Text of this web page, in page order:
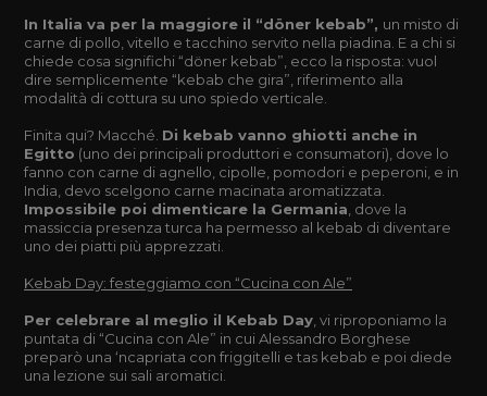
In Italia va per la maggiore il “döner kebab”, un misto di
carne di pollo, vitello e tacchino servito nella piadina. E a chi si
chiede cosa significhi “döner kebab”, ecco la risposta: vuol
dire semplicemente “kebab che gira”, riferimento alla
modalità di cottura su uno spiedo verticale.
Finita qui? Macché. Di kebab vanno ghiotti anche in
Egitto (uno dei principali produttori e consumatori), dove lo
fanno con carne di agnello, cipolle, pomodori e peperoni, e in
India, devo scelgono carne macinata aromatizzata.
Impossibile poi dimenticare la Germania , dove la
massiccia presenza turca ha permesso al kebab di diventare
uno dei piatti più apprezzati.
Kebab Day: festeggiamo con “Cucina con Ale”
Per celebrare al meglio il Kebab Day , vi riproponiamo la
puntata di “Cucina con Ale” in cui Alessandro Borghese
preparò una ‘ncapriata con friggitelli e tas kebab e poi diede
una lezione sui sali aromatici.